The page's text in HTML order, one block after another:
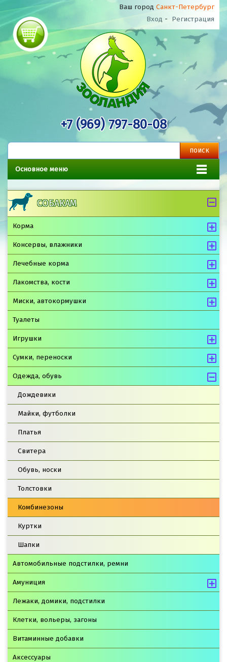
Ваш город Санкт-Петербург
Вход - Регистрация
+7 (969) 797-80-08
Основное меню
СОБАКАМ
Корма
Консервы, влажники
Лечебные корма
Лакомства, кости
Миски, автокормушки
Туалеты
Игрушки
Сумки, переноски
Одежда, обувь
Дождевики
Майки, футболки
Платья
Свитера
Обувь, носки
Толстовки
Комбинезоны
Куртки
Шапки
Автомобильные подстилки, ремни
Амуниция
Лежаки, домики, подстилки
Клетки, вольеры, загоны
Витаминные добавки
Аксессуары